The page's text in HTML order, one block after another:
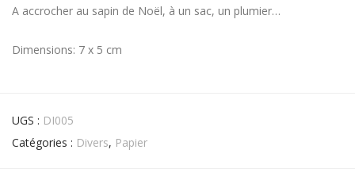
A accrocher au sapin de Noël, à un sac, un plumier…
Dimensions: 7 x 5 cm
UGS : DI005
Catégories : Divers, Papier